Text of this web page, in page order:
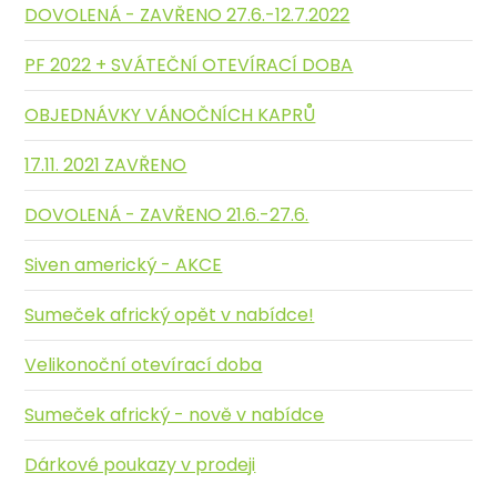
DOVOLENÁ - ZAVŘENO 27.6.-12.7.2022
PF 2022 + SVÁTEČNÍ OTEVÍRACÍ DOBA
OBJEDNÁVKY VÁNOČNÍCH KAPRŮ
17.11. 2021 ZAVŘENO
DOVOLENÁ - ZAVŘENO 21.6.-27.6.
Siven americký - AKCE
Sumeček africký opět v nabídce!
Velikonoční otevírací doba
Sumeček africký - nově v nabídce
Dárkové poukazy v prodeji